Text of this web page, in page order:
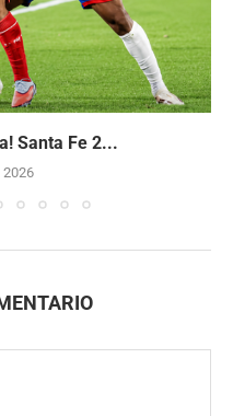
Santa Fe 2...
2026